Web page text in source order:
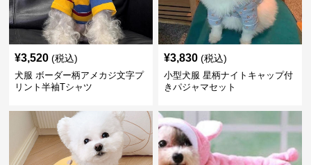
¥3,520 (税込)
犬服 ボーダー柄アメカジ文字プ
リント半袖Tシャツ
¥3,830 (税込)
小型犬服 星柄ナイトキャップ付
きパジャマセット